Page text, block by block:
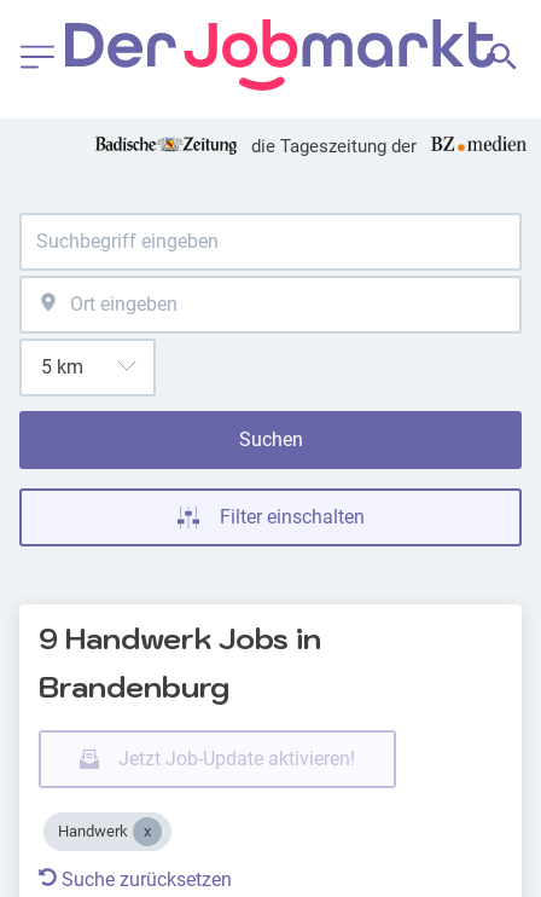
die Tageszeitung der
Suchen
Filter einschalten
9 Handwerk Jobs in
Brandenburg
Jetzt Job-Update aktivieren!
Handwerk
Suche zurücksetzen